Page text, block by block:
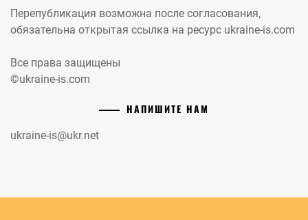
Перепубликация возможна после согласования,
обязательна открытая ссылка на ресурс ukraine-is.com
Все права защищены
©ukraine-is.com
НАПИШИТЕ НАМ
ukraine-is@ukr.net